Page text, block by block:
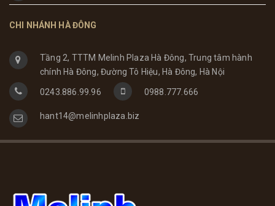
CHI NHÁNH HÀ ĐÔNG
Tầng 2, TTTM Melinh Plaza Hà Đông, Trung tâm hành
chính Hà Đông, Đường Tô Hiệu, Hà Đông, Hà Nội
0243.886.99.96 0988.777.666
hant14@melinhplaza.biz